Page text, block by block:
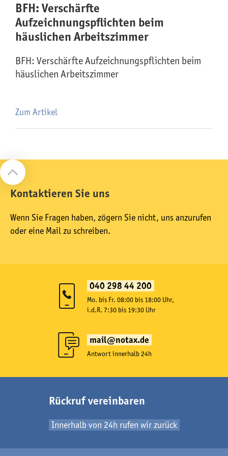
BFH: Verschärfte
Aufzeichnungspflichten beim
häuslichen Arbeitszimmer
BFH: Verschärfte Aufzeichnungspflichten beim
häuslichen Arbeitszimmer
Zum Artikel
Kontaktieren Sie uns
Wenn Sie Fragen haben, zögern Sie nicht, uns anzurufen
oder eine Mail zu schreiben.
040 298 44 200
Mo. bis Fr. 08:00 bis 18:00 Uhr,
i.d.R. 7:30 bis 19:30 Uhr
mail@notax.de
Antwort innerhalb 24h
Rückruf vereinbaren
Innerhalb von 24h rufen wir zurück